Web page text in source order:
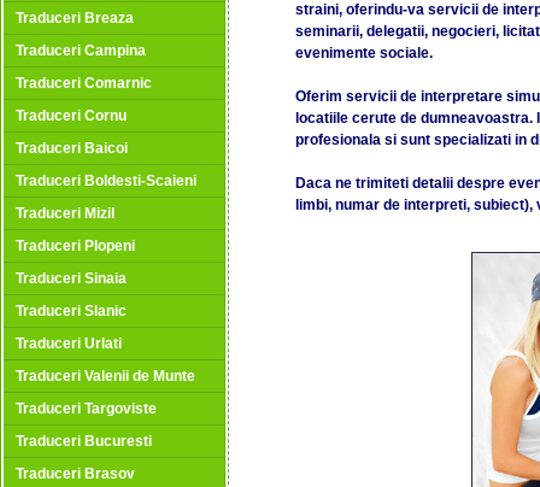
Traduceri Breaza
Traduceri Campina
Traduceri Comarnic
Traduceri Cornu
Traduceri Baicoi
Traduceri Boldesti-Scaieni
Traduceri Mizil
Traduceri Plopeni
Traduceri Sinaia
Traduceri Slanic
Traduceri Urlati
Traduceri Valenii de Munte
Traduceri Targoviste
Traduceri Bucuresti
Traduceri Brasov
straini, oferindu-va servicii de
seminarii, delegatii, negocieri,
evenimente sociale.
Oferim servicii de interpretare
locatiile cerute de
profesionala si sunt specializati in
Daca ne trimiteti detalii despre
limbi, numar de interpreti,